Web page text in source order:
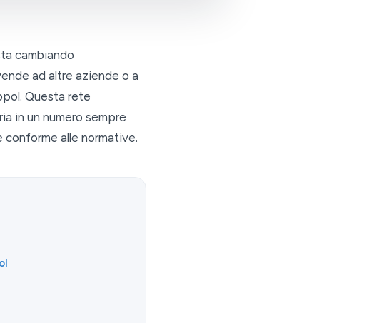
cambiando
ad altre aziende o a
Questa rete
in un numero sempre
alle normative.